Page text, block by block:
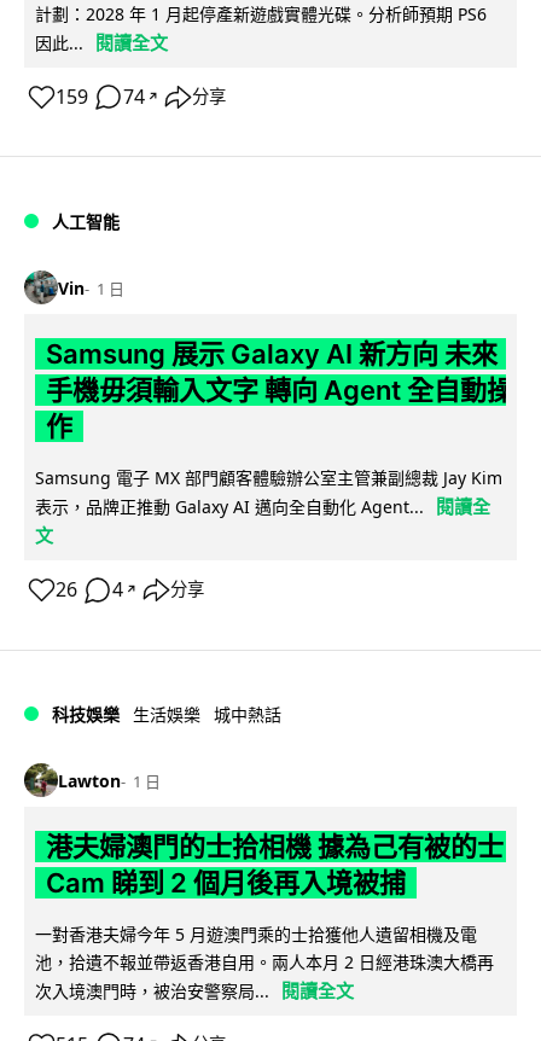
計劃：2028 年 1 月起停產新遊戲實體光碟。分析師預期 PS6
因此...
閱讀全文
159 74 ↗ 分享
人工智能
Vin 1 日
Samsung 展示 Galaxy AI 新方向 未來
手機毋須輸入文字 轉向 Agent 全自動操
作
Samsung 電子 MX 部門顧客體驗辦公室主管兼副總裁 Jay Kim
表示，品牌正推動 Galaxy AI 邁向全自動化 Agent...
閱讀全
文
26 4 ↗ 分享
科技娛樂 生活娛樂 城中熱話
Lawton 1 日
港夫婦澳門的士拾相機 據為己有被的士
Cam 睇到 2 個月後再入境被捕
一對香港夫婦今年 5 月遊澳門乘的士拾獲他人遺留相機及電
池，拾遺不報並帶返香港自用。兩人本月 2 日經港珠澳大橋再
次入境澳門時，被治安警察局...
閱讀全文